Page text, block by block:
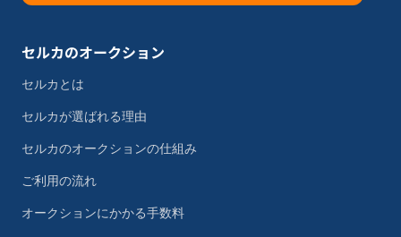
セルカのオークション
セルカとは
セルカが選ばれる理由
セルカのオークションの仕組み
ご利用の流れ
オークションにかかる手数料